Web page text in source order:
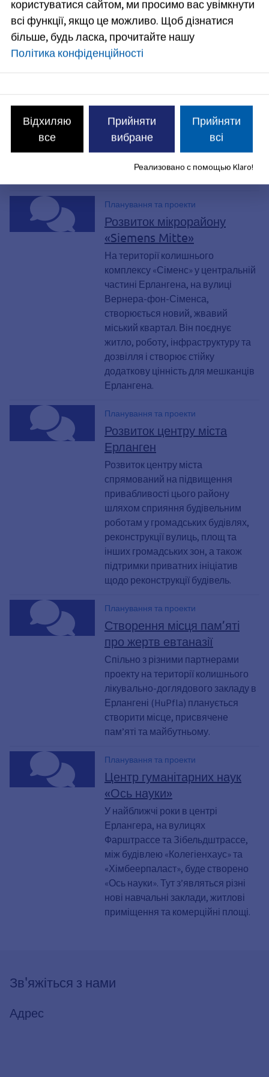
розширення міського музею
Міський музей, розташований у
самому серці Старого міста,
знайомить відвідувачів з історією
коли місто стало університетським
центром. Міська рада ухвалила
рішення, що після завершення
будівництва «kubic» наступним
пріоритетним завданням стане
Планування та проекти
Розвиток мікрорайону
«Siemens Mitte»
На території колишнього
комплексу «Сіменс» у центральній
частині Ерлангена, на вулиці
Вернера-фон-Сіменса,
створюється новий, жвавий
міський квартал. Він поєднує
житло, роботу, інфраструктуру та
дозвілля і створює стійку
додаткову цінність для мешканців
Ерлангена.
Планування та проекти
Розвиток центру міста
Ерланген
Розвиток центру міста
спрямований на підвищення
привабливості цього району
шляхом сприяння будівельним
роботам у громадських будівлях,
реконструкції вулиць, площ та
інших громадських зон, а також
підтримки приватних ініціатив
щодо реконструкції будівель.
Планування та проекти
Створення місця пам’яті
про жертв евтаназії
Спільно з різними партнерами
проекту на території колишнього
лікувально-доглядового закладу в
Ерлангені (HuPfla) планується
створити місце, присвячене
пам’яті та майбутньому.
Планування та проекти
Центр гуманітарних наук
«Ось науки»
У найближчі роки в центрі
Ерлангера, на вулицях
Фарштрассе та Зібельдштрассе,
між будівлею «Колегіенхаус» та
«Хімбеерпаласт», буде створено
«Ось науки». Тут з’являться різні
нові навчальні заклади, житлові
приміщення та комерційні площі.
Зв'яжіться з нами
Адрес
користуватися сайтом, ми просимо вас увімкнути
всі функції, якщо це можливо. Щоб дізнатися
більше, будь ласка, прочитайте нашу
Політика конфіденційності
Відхиляю
все
Прийняти
вибране
Прийняти
всі
Реализовано с помощью Klaro!